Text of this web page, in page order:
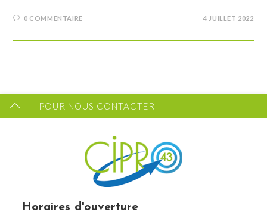
0 COMMENTAIRE 4 JUILLET 2022
Vous souhaitez recevoir les dernières infos du CIPRO
POUR NOUS CONTACTER
Horaires d'ouverture